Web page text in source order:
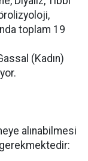
toplam 19
(Kadın)
alınabilmesi
gerekmektedir: